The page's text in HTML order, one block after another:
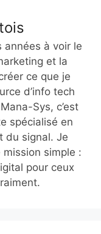
années à voir le
et la
ce que je
d’info tech
Sys, c’est
spécialisé en
du signal. Je
simple :
pour ceux